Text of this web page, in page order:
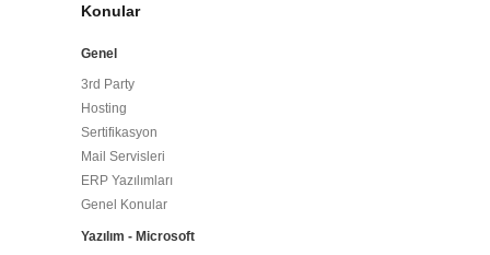
Konular
Genel
3rd Party
Hosting
Sertifikasyon
Mail Servisleri
ERP Yazılımları
Genel Konular
Yazılım - Microsoft